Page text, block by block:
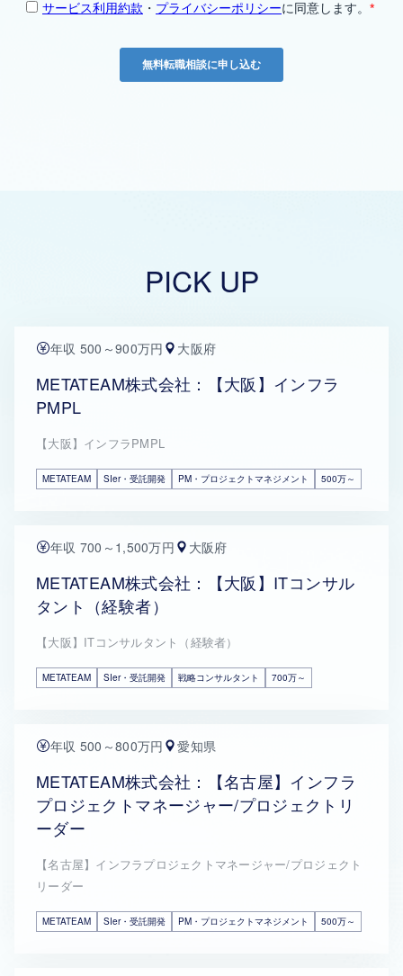
PICK UP
年収 500～900万円 大阪府
METATEAM株式会社：【大阪】インフラ
PMPL
【大阪】インフラPMPL
METATEAM SIer・受託開発 PM・プロジェクトマネジメント 500万～
年収 700～1,500万円 大阪府
METATEAM株式会社：【大阪】ITコンサル
タント（経験者）
【大阪】ITコンサルタント（経験者）
METATEAM SIer・受託開発 戦略コンサルタント 700万～
年収 500～800万円 愛知県
METATEAM株式会社：【名古屋】インフラ
プロジェクトマネージャー/プロジェクトリ
ーダー
【名古屋】インフラプロジェクトマネージャー/プロジェクト
リーダー
METATEAM SIer・受託開発 PM・プロジェクトマネジメント 500万～